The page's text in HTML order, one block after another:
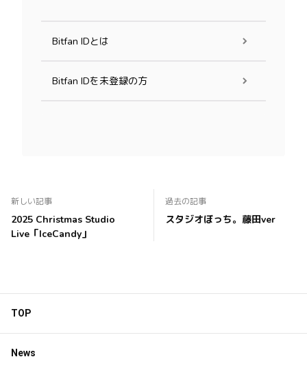
Bitfan IDとは
Bitfan IDを未登録の方
新しい記事
2025 Christmas Studio
Live「IceCandy」
過去の記事
スタジオぼっち。藤田ver
TOP
News